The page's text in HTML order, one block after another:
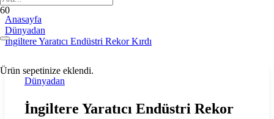
Ürün sepetinize eklendi.
Anasayfa
Dünyadan
İngiltere Yaratıcı Endüstri Rekor Kırdı
Dünyadan
İngiltere Yaratıcı Endüstri Rekor